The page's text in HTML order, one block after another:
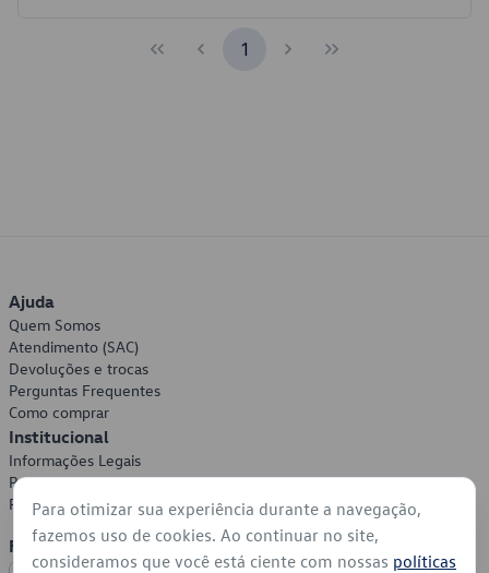
1
Ajuda
Quem Somos
Atendimento (SAC)
Devoluções e trocas
Perguntas Frequentes
Como comprar
Institucional
Informações Legais
Política de Privacidade
Política de Cookies
Formas de Pagamento
Para otimizar sua experiência durante a navegação,
fazemos uso de cookies. Ao continuar no site,
consideramos que você está ciente com nossas políticas